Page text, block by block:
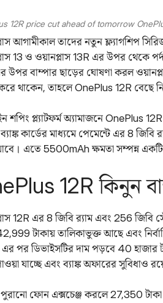
12R price cut ahead of tomorrow
আগামীকাল তাদের নতুন ফ্ল্যাগশিপ
13 ও ওয়ানপ্লাস 13R এর উপর থেকে
উপর বাম্পার ছাড়ের ঘোষণা করল
থাকেন, তাহলে OnePlus 12R বেছে
শপিং প্ল্যাটফর্ম অ্যামাজনে OnePlus
কার্ডের মাধ্যমে পেমেন্টে এর 8
এতে 5500mAh ক্ষমতা সম্পন্ন একটি
12R কিনুন
12R এর 8 জিবি র‌্যাম এবং 256 জিবি
টাকায় তালিকাভুক্ত আছে এবং
এর পর ডিভাইসটির দাম পড়বে 40 হাজার
যাচ্ছে এবং ব্যাঙ্ক অফারের সুবিধাও
ফোন এক্সচেঞ্জ করলে 27,350 টাকা